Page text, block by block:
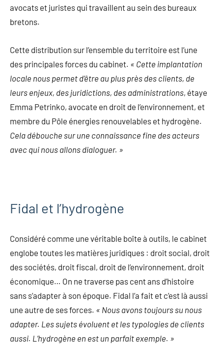
avocats et juristes qui travaillent au sein des bureaux
bretons.
Cette distribution sur l’ensemble du territoire est l’une
des principales forces du cabinet. « Cette implantation
locale nous permet d’être au plus près des clients, de
leurs enjeux, des juridictions, des administrations, étaye
Emma Petrinko, avocate en droit de l’environnement, et
membre du Pôle énergies renouvelables et hydrogène.
Cela débouche sur une connaissance fine des acteurs
avec qui nous allons dialoguer. »
Fidal et l’hydrogène
Considéré comme une véritable boîte à outils, le cabinet
englobe toutes les matières juridiques : droit social, droit
des sociétés, droit fiscal, droit de l’environnement, droit
économique… On ne traverse pas cent ans d’histoire
sans s’adapter à son époque. Fidal l’a fait et c’est là aussi
une autre de ses forces. « Nous avons toujours su nous
adapter. Les sujets évoluent et les typologies de clients
aussi. L’hydrogène en est un parfait exemple. »